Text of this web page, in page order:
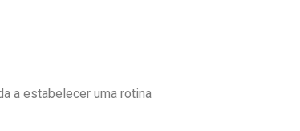
a estabelecer uma rotina